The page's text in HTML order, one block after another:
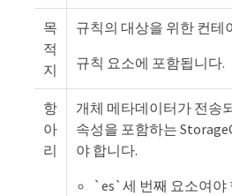
목
적
지
규칙의 대상을 위한 컨테
규칙 요소에 포함됩니다.
항
아
리
개체 메타데이터가 전송
속성을 포함하는
야 합니다.
`es`세 번째 요소여야